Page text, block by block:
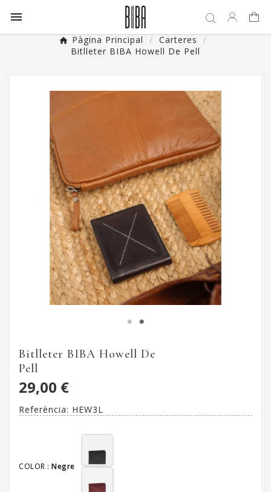

Pàgina Principal
Carteres
Bitlleter BIBA Howell De Pell
Bitlleter BIBA Howell De
Pell
29,00 €
Referència: HEW3L
COLOR : Negre